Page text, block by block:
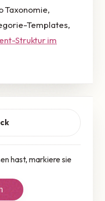
Taxonomie,
Templates,
Struktur im
hast, markiere sie